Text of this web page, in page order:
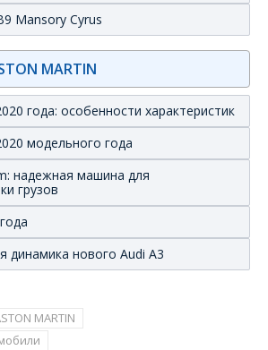
Mansory Cyrus
MARTIN
года: особенности характеристик
модельного года
надежная машина для
грузов
динамика нового Audi А3
MARTIN